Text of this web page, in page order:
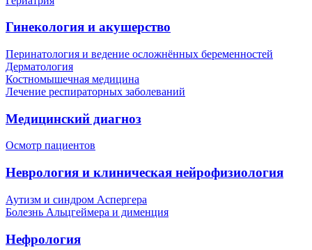
Гинекология и акушерство
Перинатология и ведение осложнённых беременностей
Дерматология
Костномышечная медицина
Лечение респираторных заболеваний
Медицинский диагноз
Осмотр пациентов
Неврология и клиническая нейрофизиология
Аутизм и синдром Аспергера
Болезнь Альцгеймера и дименция
Нефрология